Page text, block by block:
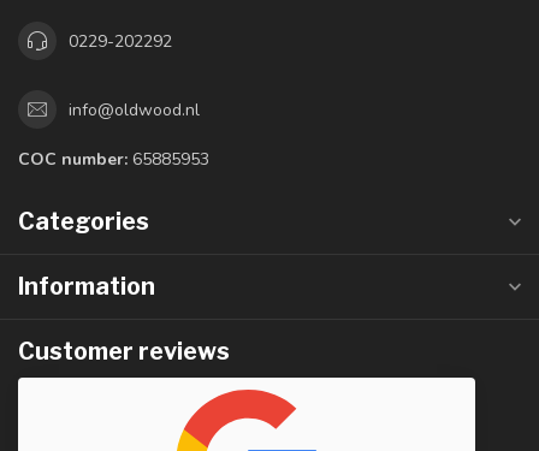
0229-202292
info@oldwood.nl
COC number: 65885953
Categories
Information
Customer reviews